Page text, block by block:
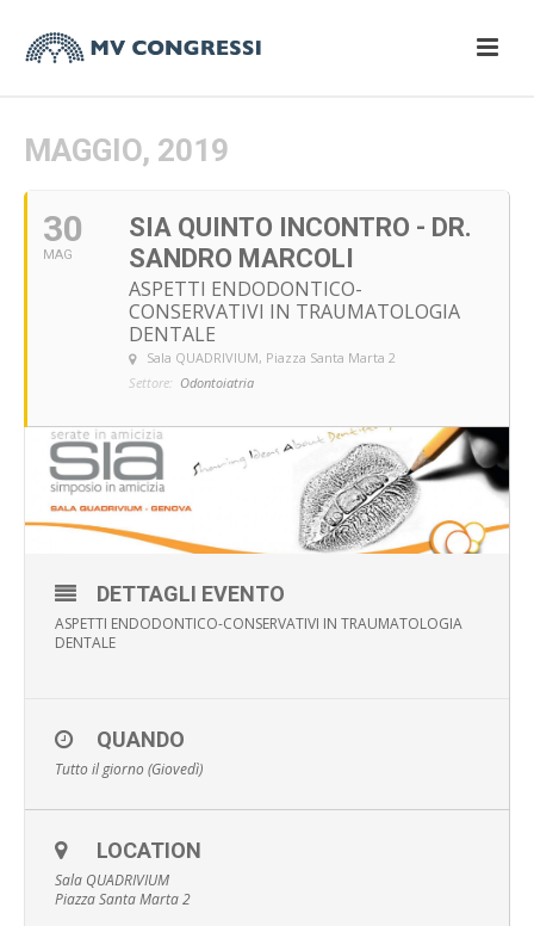
MAGGIO, 2019
30
MAG
SIA QUINTO INCONTRO - DR.
SANDRO MARCOLI
ASPETTI ENDODONTICO-
CONSERVATIVI IN TRAUMATOLOGIA
DENTALE
Sala QUADRIVIUM, Piazza Santa Marta 2
Settore: Odontoiatria
DETTAGLI EVENTO
ASPETTI ENDODONTICO-CONSERVATIVI IN TRAUMATOLOGIA
DENTALE
QUANDO
Tutto il giorno (Giovedì)
LOCATION
Sala QUADRIVIUM
Piazza Santa Marta 2